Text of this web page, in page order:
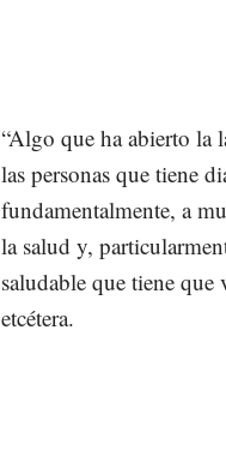
“Algo que ha abierto
las personas que tiene
fundamentalmente, a
la salud y,
saludable que tiene que
etcétera.